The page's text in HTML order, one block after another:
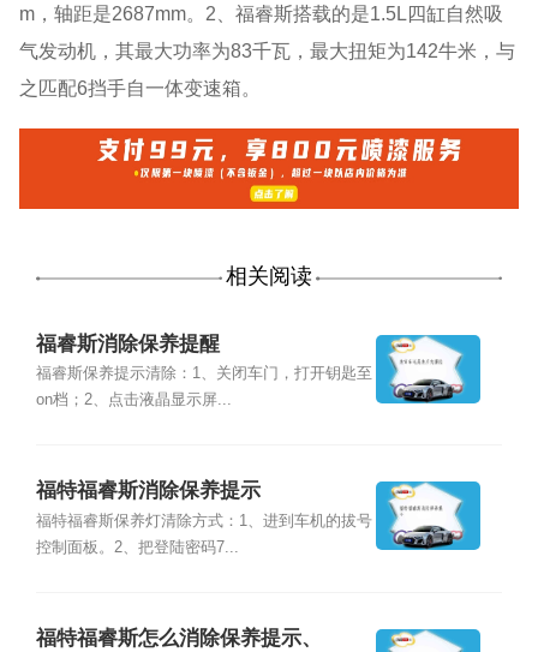
m，轴距是2687mm。2、福睿斯搭载的是1.5L四缸自然吸
气发动机，其最大功率为83千瓦，最大扭矩为142牛米，与
之匹配6挡手自一体变速箱。
相关阅读
福睿斯消除保养提醒
福睿斯保养提示清除：1、关闭车门，打开钥匙至
on档；2、点击液晶显示屏...
福特福睿斯消除保养提示
福特福睿斯保养灯清除方式：1、进到车机的拔号
控制面板。2、把登陆密码7...
福特福睿斯怎么消除保养提示、